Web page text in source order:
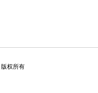
权所有